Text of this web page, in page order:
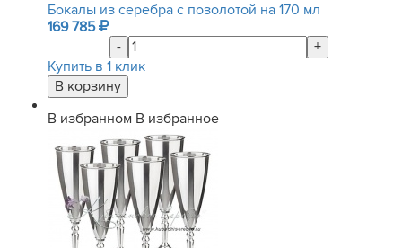
Бокалы из серебра с позолотой на 170 мл
169 785
-
+
Купить в 1 клик
В избранном В избранное